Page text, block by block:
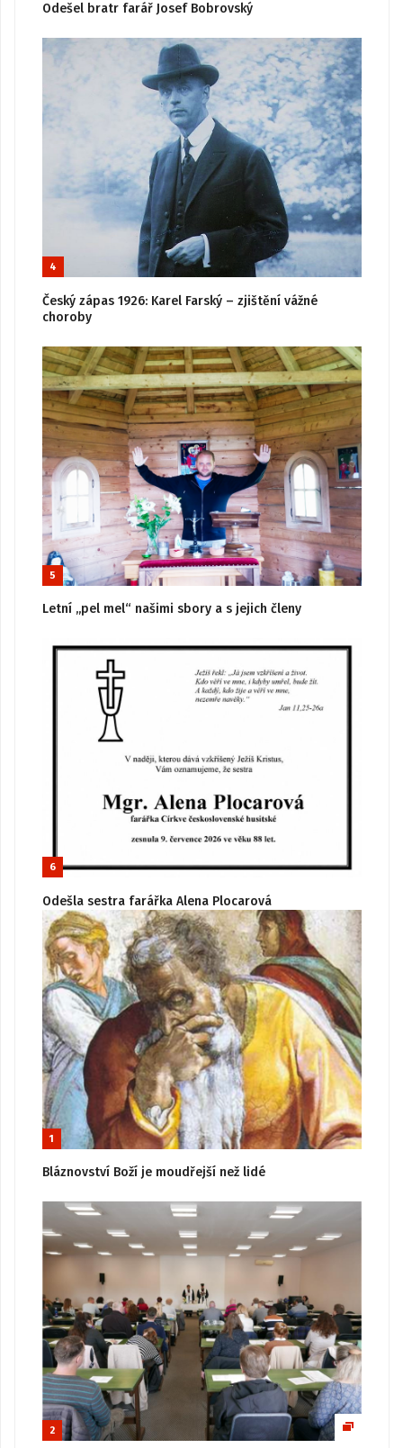
Odešel bratr farář Josef Bobrovský
4
Český zápas 1926: Karel Farský – zjištění vážné
choroby
5
Letní „pel mel“ našimi sbory a s jejich členy
6
Odešla sestra farářka Alena Plocarová
1
Bláznovství Boží je moudřejší než lidé
2